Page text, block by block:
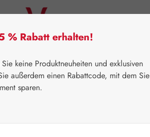
% Rabatt erhalten!
keine Produktneuheiten und exklusiven
außerdem einen Rabattcode, mit dem Sie
sparen.